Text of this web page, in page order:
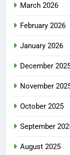
March 2026
February 2026
January 2026
December
November
October 2025
September
August 2025